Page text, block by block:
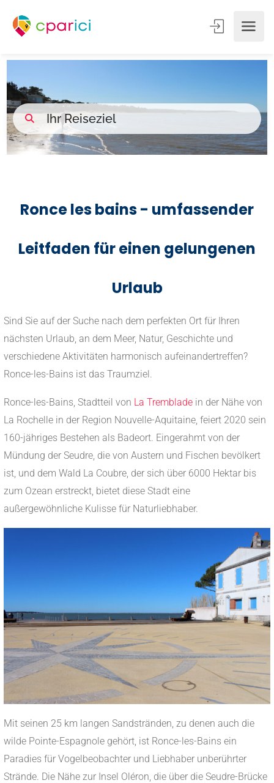
Ronce les bains - umfassender
Leitfaden für einen gelungenen
Urlaub
Sind Sie auf der Suche nach dem perfekten Ort für Ihren
nächsten Urlaub, an dem Meer, Natur, Geschichte und
verschiedene Aktivitäten harmonisch aufeinandertreffen?
Ronce-les-Bains ist das Traumziel.
Ronce-les-Bains, Stadtteil von La Tremblade in der Nähe von
La Rochelle in der Region Nouvelle-Aquitaine, feiert 2020 sein
160-jähriges Bestehen als Badeort. Eingerahmt von der
Mündung der Seudre, die von Austern und Fischen bevölkert
ist, und dem Wald La Coubre, der sich über 6000 Hektar bis
zum Ozean erstreckt, bietet diese Stadt eine
außergewöhnliche Kulisse für Naturliebhaber.
Mit seinen 25 km langen Sandstränden, zu denen auch die
wilde Pointe-Espagnole gehört, ist Ronce-les-Bains ein
Paradies für Vogelbeobachter und Liebhaber unberührter
Strände. Die Nähe zur Insel Oléron, die über die Seudre-Brücke